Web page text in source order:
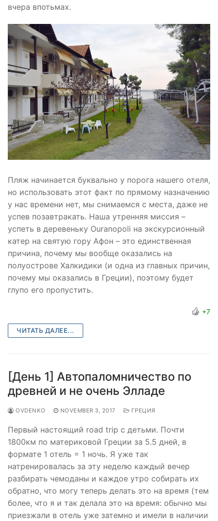
вчера впотьмах.
Пляж начинается буквально у порога нашего отеля,
но использовать этот факт по прямому назначению
у нас времени нет, мы снимаемся с места, даже не
успев позавтракать. Наша утренняя миссия –
успеть в деревеньку Ouranopoli на экскурсионный
катер на святую гору Афон – это единственная
причина, почему мы вообще оказались на
полуострове Халкидики (и одна из главных причин,
почему мы оказались в Греции), поэтому будет
глупо его пропустить.
+7
ЧИТАТЬ ДАЛЕЕ...
[День 1] Автопаломничество по
древней и не очень Элладе
OVDENKO NOVEMBER 3, 2017 ГРЕЦИЯ
Первый настоящий road trip с детьми. Почти
1800км по материковой Греции за 5.5 дней, в
формате 1 отель = 1 ночь. Я уже так
натренировалась за эту неделю каждый вечер
разбирать чемоданы и каждое утро собирать их
обратно, что могу теперь делать это на время (тем
более, что я и так делала это на время: обычно мы
приезжали в отель уже затемно и имели в наличии